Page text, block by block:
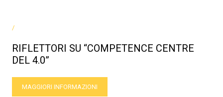
/
RIFLETTORI SU “COMPETENCE CENTRE
DEL 4.0”
MAGGIORI INFORMAZIONI